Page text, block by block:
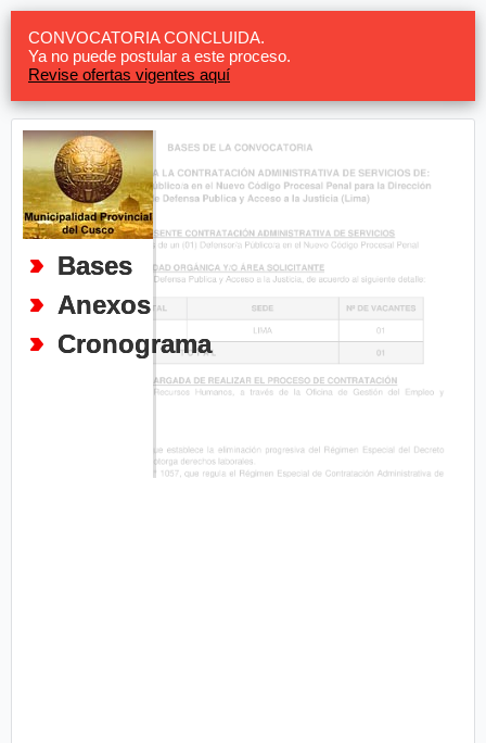
CONVOCATORIA CONCLUIDA.
Ya no puede postular a este proceso.
Revise ofertas vigentes aquí
Bases
Anexos
Cronograma